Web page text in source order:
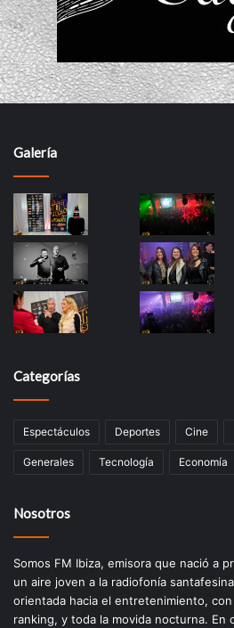
Galería
Categorías
Espectáculos Deportes Cine
Generales Tecnología Economía
Nosotros
Somos FM Ibiza, emisora que nació a
un aire joven a la radiofonía
orientada hacia el entretenimiento,
ranking, y toda la movida nocturna. En